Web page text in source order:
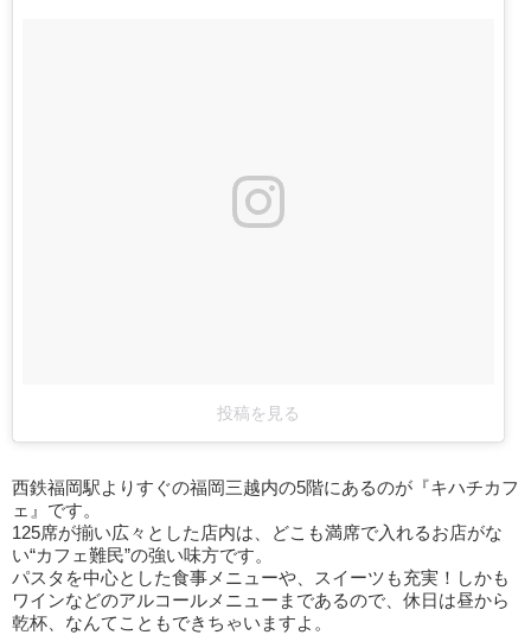
投稿を見る
西鉄福岡駅よりすぐの福岡三越内の5階にあるのが『キハチカフ
ェ』です。
125席が揃い広々とした店内は、どこも満席で入れるお店がな
い“カフェ難民”の強い味方です。
パスタを中心とした食事メニューや、スイーツも充実！しかも
ワインなどのアルコールメニューまであるので、休日は昼から
乾杯、なんてこともできちゃいますよ。